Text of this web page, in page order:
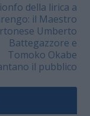
della lirica a
il Maestro
Umberto
Battegazzore e
Tomoko Okabe
il pubblico